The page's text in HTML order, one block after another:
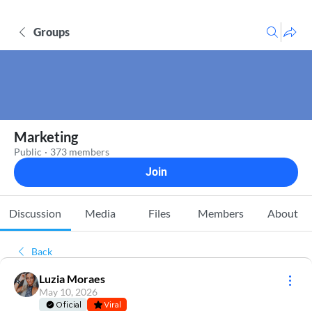
Groups
Marketing
Public · 373 members
Join
Discussion Media Files Members About
Back
Luzia Moraes
May 10, 2026
Oficial Viral